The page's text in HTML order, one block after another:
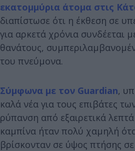
εκατομμύρια άτομα στις
διαπίστωσε ότι η έκθεση σε
για αρκετά χρόνια συνδέεται
θανάτους,
του πνεύμονα.
Σύμφωνα με τον Guardian,
καλά νέα για τους επιβάτες
ρύπανση από εξαιρετικά
καμπίνα ήταν πολύ χαμηλή
βρίσκονταν σε ύψος πτήσης